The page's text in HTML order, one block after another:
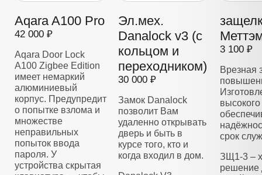
Aqara A100 Pro
42 000 ₽
Aqara Door Lock
A100 Zigbee Edition
имеет немаркий
алюминиевый
корпус. Предупредит
о попытке взлома и
множестве
неправильных
попыток ввода
пароля. У
устройства скрытая
Эл.мех.
Danalock v3 (с
кольцом и
переходником)
30 000 ₽
Замок Danalock
позволит Вам
удаленно открывать
дверь и быть в
курсе того, кто и
когда входил в дом.
3 100 ₽
Врезная
высокого
срок
ЗЩ1-3 –
решение